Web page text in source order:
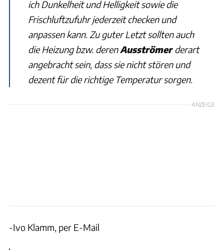
ich Dunkelheit und Helligkeit sowie die
Frischluftzufuhr jederzeit checken und
anpassen kann. Zu guter Letzt sollten auch
die Heizung bzw. derenAusströmerderart
angebracht sein, dass sie nicht stören und
dezent für die richtige Temperatur sorgen.
ANZEIGE
-Ivo Klamm, per E-Mail